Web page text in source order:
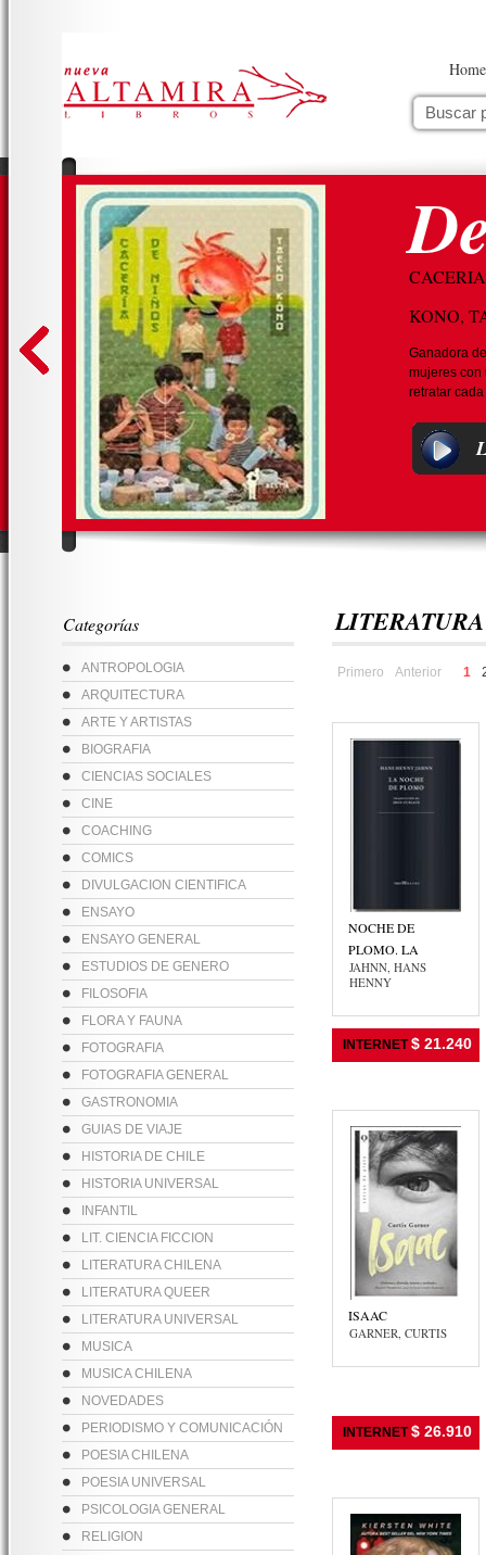
Home
KONO,
Ganadora
mujeres con
retratar
Categorías
ANTROPOLOGIA
ARQUITECTURA
ARTE Y ARTISTAS
BIOGRAFIA
CIENCIAS SOCIALES
CINE
COACHING
COMICS
DIVULGACION CIENTIFICA
ENSAYO
ENSAYO GENERAL
ESTUDIOS DE GENERO
FILOSOFIA
FLORA Y FAUNA
FOTOGRAFIA
FOTOGRAFIA GENERAL
GASTRONOMIA
GUIAS DE VIAJE
HISTORIA DE CHILE
HISTORIA UNIVERSAL
INFANTIL
LIT. CIENCIA FICCION
LITERATURA CHILENA
LITERATURA QUEER
LITERATURA UNIVERSAL
MUSICA
MUSICA CHILENA
NOVEDADES
PERIODISMO Y COMUNICACIÓN
POESIA CHILENA
POESIA UNIVERSAL
PSICOLOGIA GENERAL
RELIGION
Primero Anterior 1
NOCHE DE
PLOMO. LA
JAHNN, HANS
HENNY
INTERNET $ 21.240
ISAAC
GARNER, CURTIS
INTERNET $ 26.910